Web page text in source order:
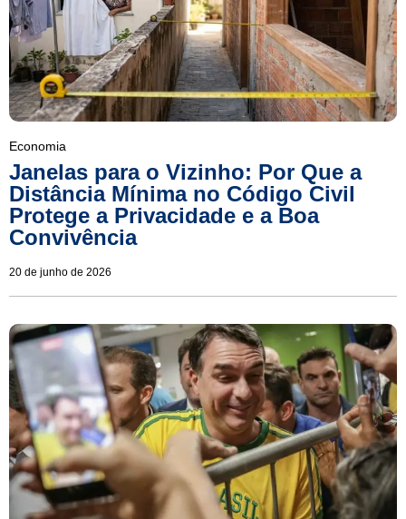
Economia
Janelas para o Vizinho: Por Que a
Distância Mínima no Código Civil
Protege a Privacidade e a Boa
Convivência
20 de junho de 2026